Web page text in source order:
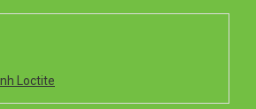
Loctite